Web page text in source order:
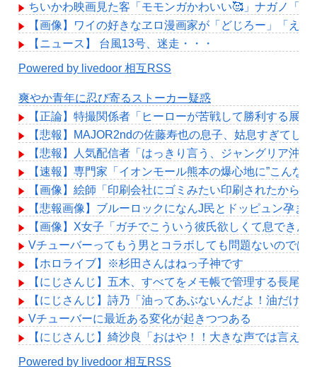
ちいかわ映画見た客「モモンガかわいい🥰」ナガノ「
【画像】ワイの好きなヱロ漫画家が「どじろー」「え
【ニュース】 台風13号、迷走・・・
Powered by livedoor 相互RSS
爽やか青年に忍び寄るストーカー疑惑
【正論】特撮関係者「ヒーローが苦戦して勝利する展
【悲報】MAJOR2ndの佐藤寿也の息子、姑息すぎてし
【悲報】人気配信者「はっきり言う、ジャングリア沖
【速報】専門家「イオンモール熊本の爆心地に”こんな
【画像】絵師「印刷会社にゴミみたい印刷されたから
【悲報画像】ブルーロックになんJ民とドッピュン孕ま
【画像】X女子「ガチでこういう彼氏欲しくて息できん
Vチューバーってもう男とコラボしても問題ないのでは
【ホロライブ】※杉田さんはねっ子神です
【にじさんじ】五木、すべてをメモ帳で管理する長尾
【にじさんじ】詩乃「油ってあぶないんだよ！油だけに
Vチューバーに最近ある変化が起きつつある
【にじさんじ】綺沙良「おはや！！大きな声では言え
Powered by livedoor 相互RSS